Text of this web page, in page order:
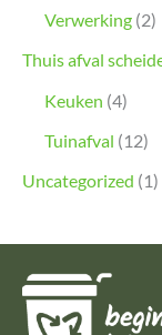
Verwerking (2)
Thuis afval
Keuken (4)
Tuinafval (12)
Uncategorized (1)